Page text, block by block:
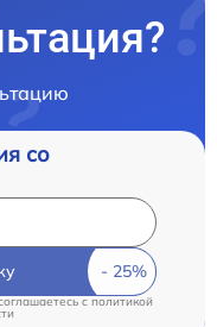
со
cполитикой